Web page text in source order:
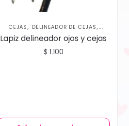
CEJAS, DELINEADOR DE CEJAS,
DELINEADORES DE OJOS,OJOS
Lapiz delineador ojos y cejas
$ 1.100